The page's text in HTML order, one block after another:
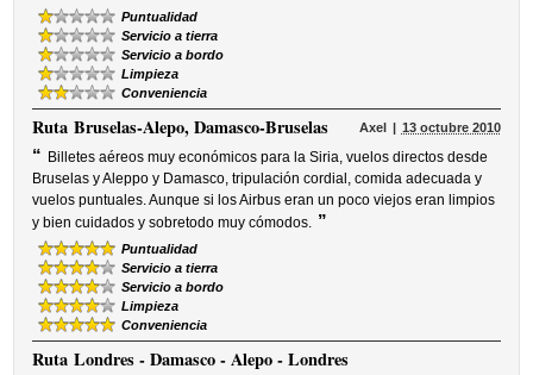
Puntualidad
Servicio a tierra
Servicio a bordo
Limpieza
Conveniencia
RutaBruselas-Alepo, Damasco-Bruselas Axel 13 octubre 2010
“ Billetes aéreos muy económicos para la Siria, vuelos directos desde
Bruselas y Aleppo y Damasco, tripulación cordial, comida adecuada y
vuelos puntuales. Aunque si los Airbus eran un poco viejos eran limpios
y bien cuidados y sobretodo muy cómodos. ”
Puntualidad
Servicio a tierra
Servicio a bordo
Limpieza
Conveniencia
RutaLondres - Damasco - Alepo - Londres